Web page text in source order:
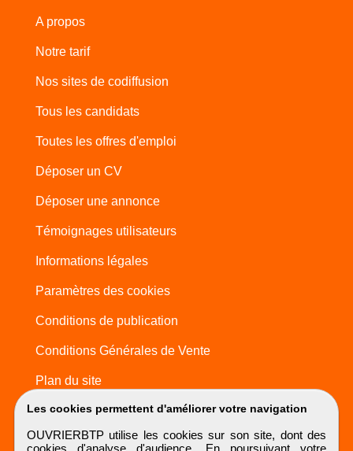
Les cookies permettent d'améliorer votre navigation
OUVRIERBTP utilise les cookies sur son site, dont des
cookies d'analyse d'audience. En poursuivant votre
A propos
Notre tarif
Nos sites de codiffusion
Tous les candidats
Toutes les offres d'emploi
Déposer un CV
Déposer une annonce
Témoignages utilisateurs
Informations légales
Paramètres des cookies
Conditions de publication
Conditions Générales de Vente
Plan du site